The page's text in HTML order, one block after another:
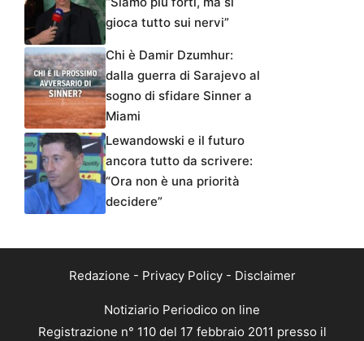
gioca tutto sui nervi”
Chi è Damir Dzumhur:
dalla guerra di Sarajevo al
sogno di sfidare Sinner a
Miami
Lewandowski e il futuro
ancora tutto da scrivere:
“Ora non è una priorità
decidere”
Redazione - Privacy Policy- Disclaimer
Notiziario Periodico on line
Registrazione n° 110 del 17 febbraio 2011 presso il